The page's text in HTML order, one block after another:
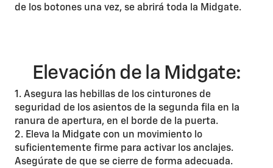
de los botones una vez, se abrirá toda la Midgate.
Elevación de la Midgate:
1. Asegura las hebillas de los cinturones de
seguridad de los asientos de la segunda fila en la
ranura de apertura, en el borde de la puerta.
2. Eleva la Midgate con un movimiento lo
suficientemente firme para activar los anclajes.
Asegúrate de que se cierre de forma adecuada.